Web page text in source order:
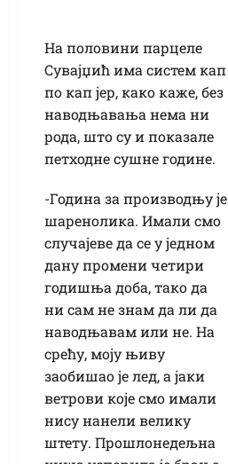
На половини парцеле
Сувајџић има систем кап
по кап јер, како каже, без
наводњавања нема ни
рода, што су и показале
петходне сушне године.
-Година за производњу је
шаренолика. Имали смо
случајеве да се у једном
дану промени четири
годишња доба, тако да
ни сам не знам да ли да
наводњавам или не. На
срећу, моју њиву
заобишао је лед, а јаки
ветрови које смо имали
нису нанели велику
штету. Прошлонедељна